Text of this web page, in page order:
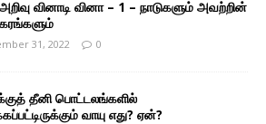
வினாடி வினா – 1 – நாடுகளும் அவற்றின்
31, 2022 0
தீனி பொட்டலங்களில்
வாயு எது? ஏன்?